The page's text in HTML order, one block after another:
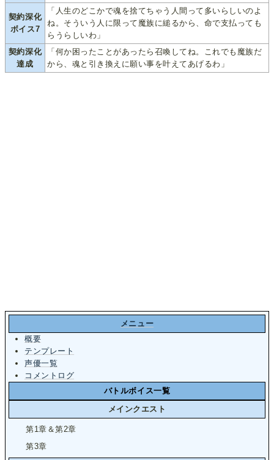
契約深化
ボイス7
「人生のどこかで魂を捨てちゃう人間って多いらしいのよ
ね。そういう人に限って魔族に縋るから、命で支払っても
らうらしいわ」
契約深化
達成
「何か困ったことがあったら召喚してね。これでも魔族だ
から、魂と引き換えに願い事を叶えてあげるわ」
メニュー
概要
テンプレート
声優一覧
コメントログ
バトルボイス一覧
メインクエスト
第1章＆第2章
第3章